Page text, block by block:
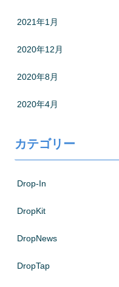
2021年1月
2020年12月
2020年8月
2020年4月
カテゴリー
Drop-In
DropKit
DropNews
DropTap